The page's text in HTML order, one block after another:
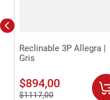
Reclinable 3P Allegra |
Gris
$894,00
$1117,00